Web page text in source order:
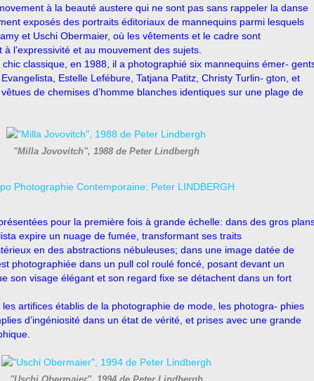
à la beauté austere qui ne sont pas sans rappeler la danse
exposés des portraits éditoriaux de mannequins parmi lesquels
et Uschi Obermaier, où les vêtements et le cadre sont
l’expressivité et au mouvement des sujets.
chic classique, en 1988, il a photographié six mannequins émer-
Estelle Lefébure, Tatjana Patitz, Christy Turlin- gton, et
de chemises d’homme blanches identiques sur une plage de
"Milla Jovovitch", 1988 de Peter Lindbergh
pour la première fois à grande échelle: dans des gros
expire un nuage de fumée, transformant ses traits
en des abstractions nébuleuses; dans une image datée de
photographiée dans un pull col roulé foncé, posant devant un
son visage élégant et son regard fixe se détachent dans un fort
artifices établis de la photographie de mode, les photogra- phies
d’ingéniosité dans un état de vérité, et prises avec une grande